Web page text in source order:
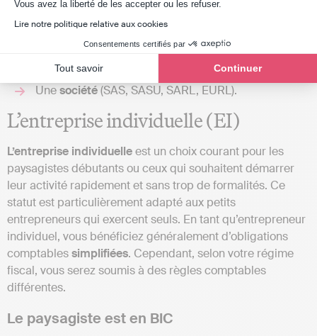
Vous avez la liberté de les accepter ou les refuser.
Lire notre politique relative aux cookies
Consentements certifiés par
Tout savoir Continuer
Les obligations comptables du paysagiste dépendent de
son statut juridique. Pour exercer votre activité en tant que
paysagiste, vous pouvez créer :
Uneentreprise individuelle
Unesociété(SAS, SASU, SARL, EURL).
L’entreprise individuelle (EI)
L’entreprise individuelleest un choix courant pour les
paysagistes débutants ou ceux qui souhaitent démarrer
leur activité rapidement et sans trop de formalités. Ce
statut est particulièrement adapté aux petits
entrepreneurs qui exercent seuls. En tant qu’entrepreneur
individuel, vous bénéficiez généralement d’obligations
comptablessimplifiées. Cependant, selon votre régime
fiscal, vous serez soumis à des règles comptables
différentes.
Le paysagiste est en BIC